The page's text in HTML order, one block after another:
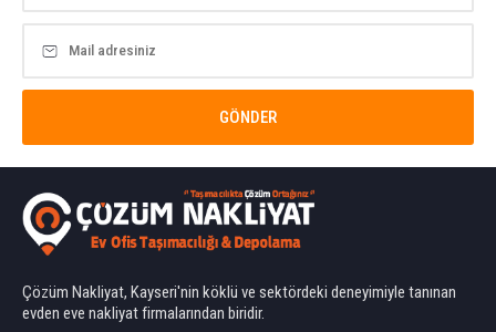
Çözüm Nakliyat, Kayseri'nin köklü ve sektördeki deneyimiyle tanınan
evden eve nakliyat firmalarından biridir.